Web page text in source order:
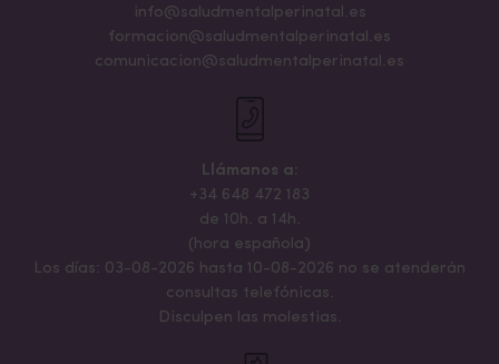
info@saludmentalperinatal.es
formacion@saludmentalperinatal.es
comunicacion@saludmentalperinatal.es
Llámanos a:
+34 648 472 183
de 10h. a 14h.
(hora española)
Los días: 03-08-2026 hasta 10-08-2026 no se atenderán
consultas telefónicas.
Disculpen las molestias.